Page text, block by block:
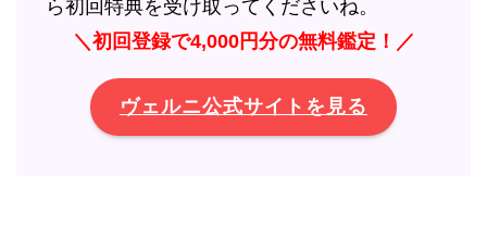
ら初回特典を受け取ってくださいね。
＼初回登録で4,000円分の無料鑑定！／
ヴェルニ公式サイトを見る